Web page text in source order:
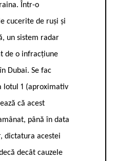
Într-o
cucerite de ruși și
un sistem radar
de o infracțiune
Dubai. Se fac
lotul 1 (aproximativ
că acest
până în data
dictatura acestei
decât cauzele